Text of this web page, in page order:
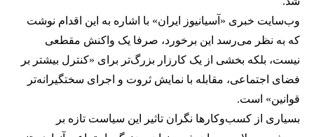
وب‌سایت خبری «آسیانیوز ایران» با اشاره به این اقدام نوشت
که به نظر می‌رسد این برخورد، صرفا یک واکنش مقطعی
نیست، بلکه بخشی از یک کارزار بزرگ‌تر برای «کنترل بیشتر بر
فضای اجتماعی، مقابله با نمایش ثروت و اجرای سختگیرانه‌تر
قوانین» است.
بسیاری از کسب‌وکارها نگران تاثیر این سیاست‌ تازه بر